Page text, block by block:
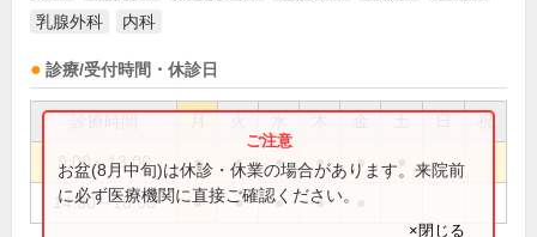
乳腺外科
内科
診療/受付時間・休診日
祝
9:00～13:00 ● ● ● ● ●
14:30～18:00 ● ● ● ●
お盆(8月中旬)は休診・休業の場合があります。来院前
に必ず医療機関に直接ご確認ください。
×閉じる